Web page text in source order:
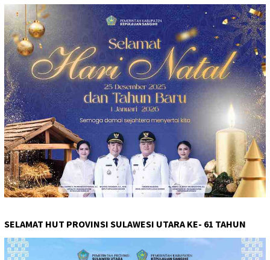
SELAMAT HUT PROVINSI SULAWESI UTARA KE- 61 TAHUN